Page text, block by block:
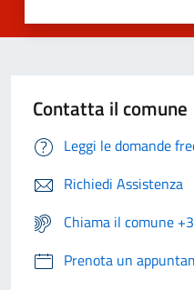
Contatta il comune
Leggi le domande
Richiedi Assistenza
Chiama il comune
Prenota un